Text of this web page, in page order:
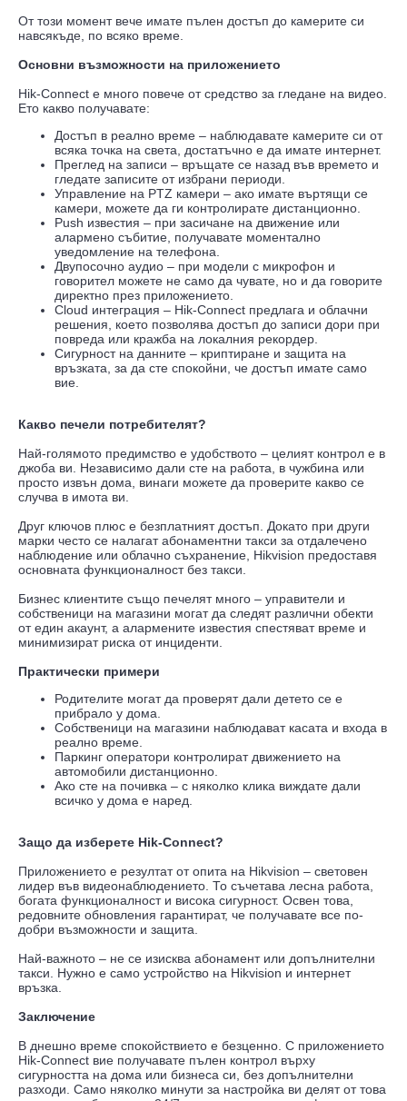
От този момент вече имате пълен достъп до камерите си
навсякъде, по всяко време.
Основни възможности на приложението
Hik-Connect е много повече от средство за гледане на видео.
Ето какво получавате:
Достъп в реално време – наблюдавате камерите си от
всяка точка на света, достатъчно е да имате интернет.
Преглед на записи – връщате се назад във времето и
гледате записите от избрани периоди.
Управление на PTZ камери – ако имате въртящи се
камери, можете да ги контролирате дистанционно.
Push известия – при засичане на движение или
алармено събитие, получавате моментално
уведомление на телефона.
Двупосочно аудио – при модели с микрофон и
говорител можете не само да чувате, но и да говорите
директно през приложението.
Cloud интеграция – Hik-Connect предлага и облачни
решения, което позволява достъп до записи дори при
повреда или кражба на локалния рекордер.
Сигурност на данните – криптиране и защита на
връзката, за да сте спокойни, че достъп имате само
вие.
Какво печели потребителят?
Най-голямото предимство е удобството – целият контрол е в
джоба ви. Независимо дали сте на работа, в чужбина или
просто извън дома, винаги можете да проверите какво се
случва в имота ви.
Друг ключов плюс е безплатният достъп. Докато при други
марки често се налагат абонаментни такси за отдалечено
наблюдение или облачно съхранение, Hikvision предоставя
основната функционалност без такси.
Бизнес клиентите също печелят много – управители и
собственици на магазини могат да следят различни обекти
от един акаунт, а алармените известия спестяват време и
минимизират риска от инциденти.
Практически примери
‍Родителите могат да проверят дали детето се е
прибрало у дома.
Собственици на магазини наблюдават касата и входа в
реално време.
Паркинг оператори контролират движението на
автомобили дистанционно.
Ако сте на почивка – с няколко клика виждате дали
всичко у дома е наред.
Защо да изберете Hik-Connect?
Приложението е резултат от опита на Hikvision – световен
лидер във видеонаблюдението. То съчетава лесна работа,
богата функционалност и висока сигурност. Освен това,
редовните обновления гарантират, че получавате все по-
добри възможности и защита.
Най-важното – не се изисква абонамент или допълнителни
такси. Нужно е само устройство на Hikvision и интернет
връзка.
Заключение
В днешно време спокойствието е безценно. С приложението
Hik-Connect вие получавате пълен контрол върху
сигурността на дома или бизнеса си, без допълнителни
разходи. Само няколко минути за настройка ви делят от това